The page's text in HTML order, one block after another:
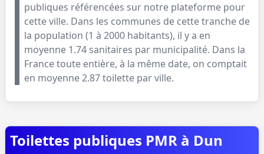
publiques référencées sur notre plateforme pour
cette ville. Dans les communes de cette tranche de
la population (1 à 2000 habitants), il y a en
moyenne 1.74 sanitaires par municipalité. Dans la
France toute entière, à la même date, on comptait
en moyenne2.87toilette par ville.
Toilettes publiques PMR à Dun